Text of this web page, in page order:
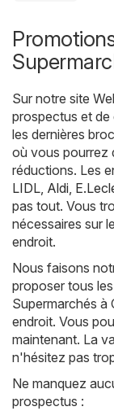
Sur notre site
prospectus et de
les dernières
où vous pourrez
réductions. Les
LIDL, Aldi,
pas tout. Vous
nécessaires sur
endroit.
Nous faisons
proposer tous
Supermarchés à
endroit. Vous
maintenant. La
n'hésitez pas
Ne manquez
prospectus :